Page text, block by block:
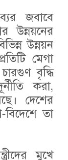
জবাবে
উন্নয়নের
উন্নয়ন
মেগা
বৃদ্ধি
করা,
দেশের
তা
মুখে